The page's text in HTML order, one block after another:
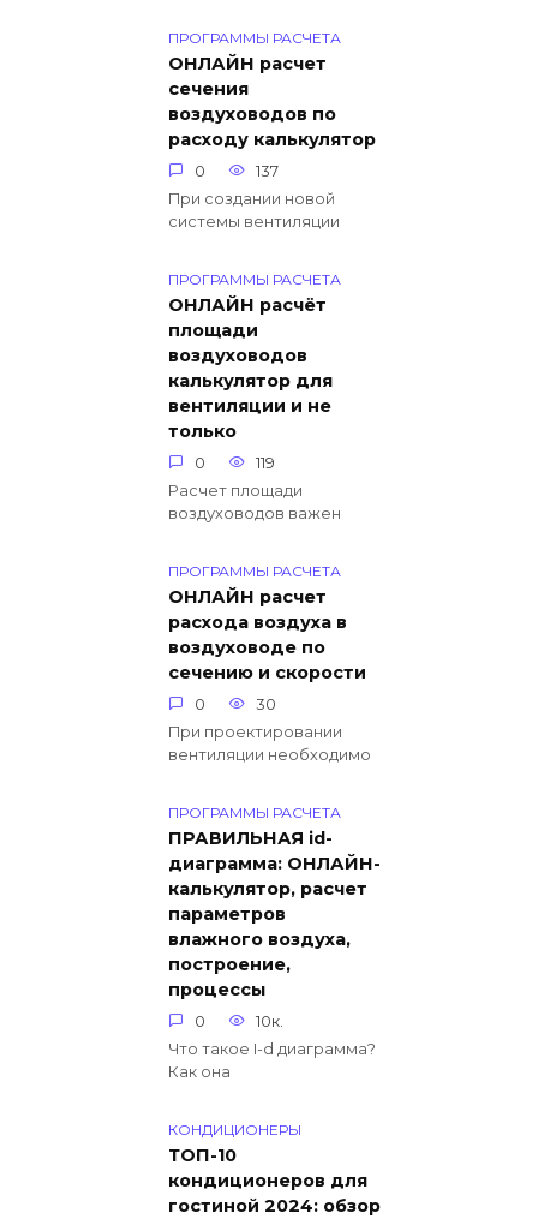
ПРОГРАММЫ РАСЧЕТА
ОНЛАЙН расчет
сечения
воздуховодов по
расходу калькулятор
0
137
При создании новой
системы вентиляции
ПРОГРАММЫ РАСЧЕТА
ОНЛАЙН расчёт
площади
воздуховодов
калькулятор для
вентиляции и не
только
0
119
Расчет площади
воздуховодов важен
ПРОГРАММЫ РАСЧЕТА
ОНЛАЙН расчет
расхода воздуха в
воздуховоде по
сечению и скорости
0
30
При проектировании
вентиляции необходимо
ПРОГРАММЫ РАСЧЕТА
ПРАВИЛЬНАЯ id-
диаграмма: ОНЛАЙН-
калькулятор, расчет
параметров
влажного воздуха,
построение,
процессы
0
10к.
Что такое I-d диаграмма?
Как она
КОНДИЦИОНЕРЫ
ТОП-10
кондиционеров для
гостиной 2024: обзор